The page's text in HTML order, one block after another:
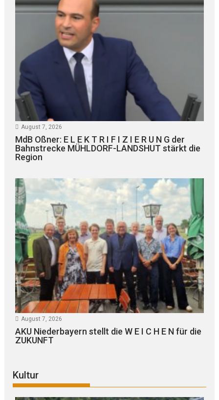
August 7, 2026
MdB Oßner: E L E K T R I F I Z I E R U N G der
Bahnstrecke MÜHLDORF-LANDSHUT stärkt die
Region
August 7, 2026
AKU Niederbayern stellt die W E I C H E N für die
ZUKUNFT
Kultur